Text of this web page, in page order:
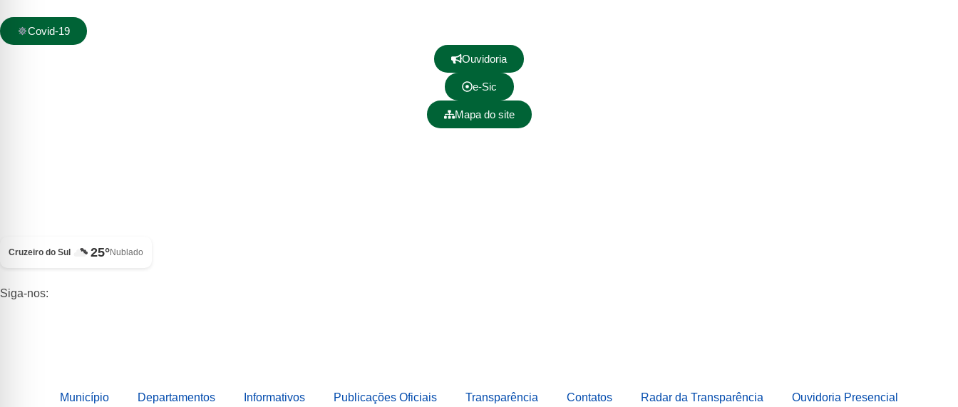
Covid-19
Ouvidoria
e-Sic
Mapa do site
Cruzeiro do Sul 25°Nublado
Siga-nos:
Município Departamentos Informativos Publicações Oficiais Transparência Contatos Radar da Transparência Ouvidoria Presencial